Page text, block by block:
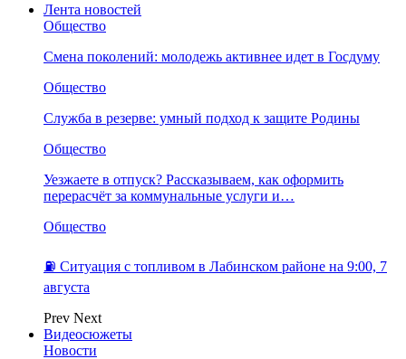
Лента новостей
Общество
Смена поколений: молодежь активнее идет в Госдуму
Общество
Служба в резерве: умный подход к защите Родины
Общество
Уезжаете в отпуск? Рассказываем, как оформить
перерасчёт за коммунальные услуги и…
Общество
⛽️ Ситуация с топливом в Лабинском районе на 9:00, 7
августа
Prev Next
Видеосюжеты
Новости